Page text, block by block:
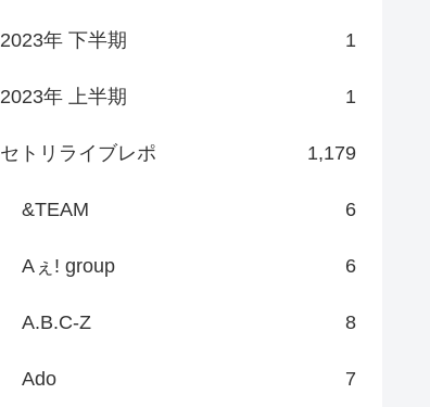
2023年 下半期 1
2023年 上半期 1
セトリライブレポ 1,179
&TEAM 6
Aぇ! group 6
A.B.C-Z 8
Ado 7